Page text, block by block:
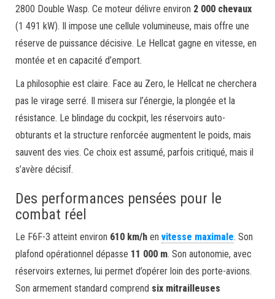
2800 Double Wasp. Ce moteur délivre environ 2 000 chevaux
(1 491 kW). Il impose une cellule volumineuse, mais offre une
réserve de puissance décisive. Le Hellcat gagne en vitesse, en
montée et en capacité d’emport.
La philosophie est claire. Face au Zero, le Hellcat ne cherchera
pas le virage serré. Il misera sur l’énergie, la plongée et la
résistance. Le blindage du cockpit, les réservoirs auto-
obturants et la structure renforcée augmentent le poids, mais
sauvent des vies. Ce choix est assumé, parfois critiqué, mais il
s’avère décisif.
Des performances pensées pour le
combat réel
Le F6F-3 atteint environ 610 km/h en vitesse maximale. Son
plafond opérationnel dépasse 11 000 m. Son autonomie, avec
réservoirs externes, lui permet d’opérer loin des porte-avions.
Son armement standard comprend six mitrailleuses